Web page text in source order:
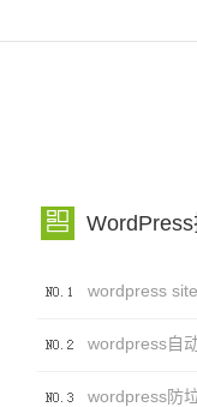

wordpress自